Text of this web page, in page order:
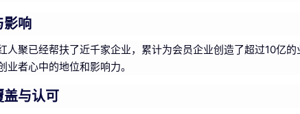
影响
人聚已经帮扶了近千家企业，累计为会员企业创造了超过10亿
业者心中的地位和影响力。
盖与认可